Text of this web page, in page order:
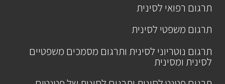
תרגום רפואי לסינית
תרגום משפטי לסינית
תרגום נוטריוני לסינית ותרגום מסמכים משפטיים
לסינית ומסינית